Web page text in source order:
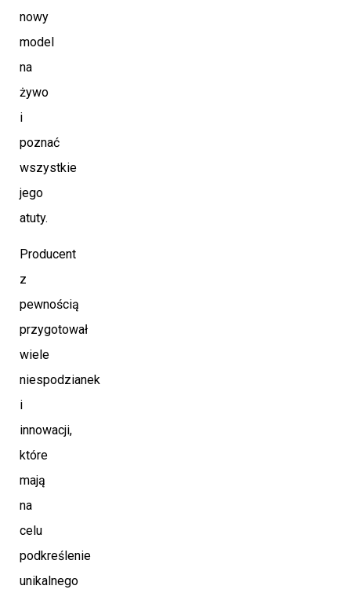
nowy
model
na
żywo
i
poznać
wszystkie
jego
atuty.
Producent
z
pewnością
przygotował
wiele
niespodzianek
i
innowacji,
które
mają
na
celu
podkreślenie
unikalnego